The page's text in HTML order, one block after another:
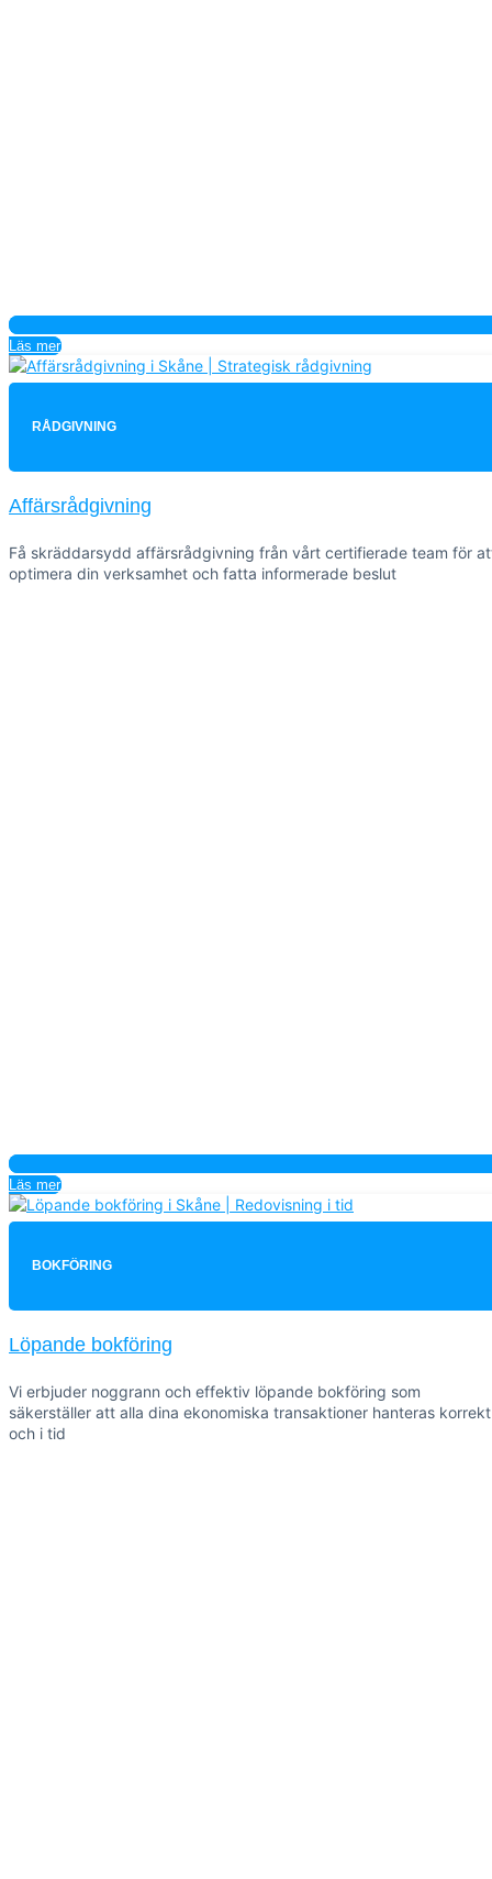
Läs mer
RÅDGIVNING
Affärsrådgivning
Få skräddarsydd affärsrådgivning från vårt certifierade team för
optimera din verksamhet och fatta informerade beslut
Läs mer
BOKFÖRING
Löpande bokföring
Vi erbjuder noggrann och effektiv löpande bokföring som
säkerställer att alla dina ekonomiska transaktioner hanteras korrekt
och i tid